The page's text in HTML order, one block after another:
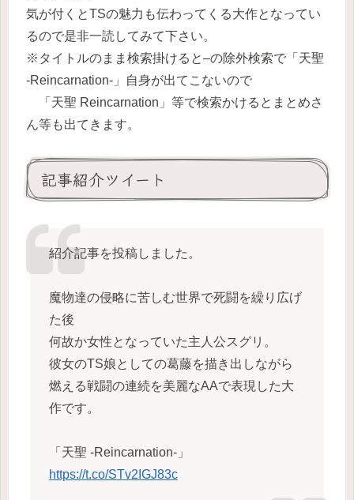
気が付くとTSの魅力も伝わってくる大作となってい
るので是非一読してみて下さい。
※タイトルのまま検索掛けると–の除外検索で「天聖
-Reincarnation-」自身が出てこないので
「天聖 Reincarnation」等で検索かけるとまとめさ
ん等も出てきます。
記事紹介ツイート
紹介記事を投稿しました。
魔物達の侵略に苦しむ世界で死闘を繰り広げ
た後
何故か女性となっていた主人公スグリ。
彼女のTS娘としての葛藤を描き出しながら
燃える戦闘の連続を美麗なAAで表現した大
作です。
「天聖 -Reincarnation-」
https://t.co/STv2IGJ83c